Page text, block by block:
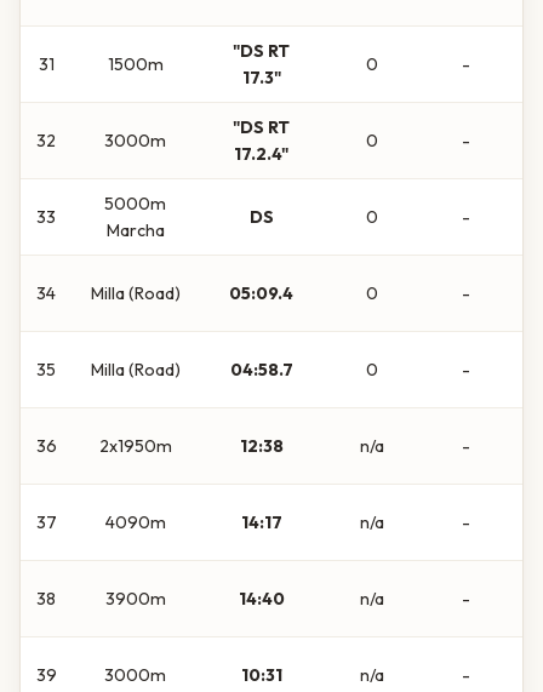
31 1500m
"DS RT
17.3"
0 -
32 3000m
"DS RT
17.2.4"
0 -
33
5000m
Marcha
DS 0 -
34 Milla (Road) 05:09.4 0 -
35 Milla (Road) 04:58.7 0 -
36 2x1950m 12:38 n/a -
37 4090m 14:17 n/a -
38 3900m 14:40 n/a -
39 3000m 10:31 n/a -